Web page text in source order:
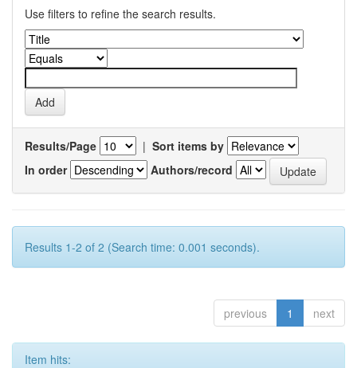
Use filters to refine the search results.
Results/Page | Sort items by
In order
Authors/record
Results 1-2 of 2 (Search time: 0.001 seconds).
previous 1 next
Item hits: